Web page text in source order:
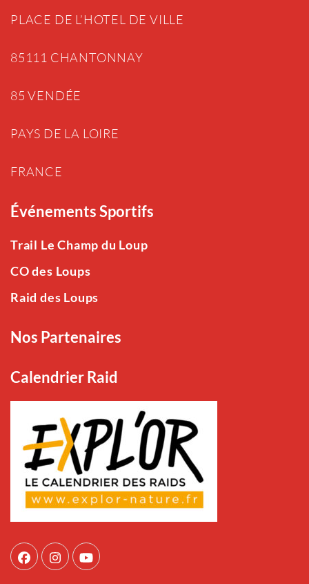
PLACE DE L’HOTEL DE VILLE
85111 CHANTONNAY
85 VENDÉE
PAYS DE LA LOIRE
FRANCE
Événements Sportifs
Trail Le Champ du Loup
CO des Loups
Raid des Loups
Nos Partenaires
Calendrier Raid